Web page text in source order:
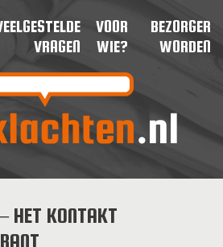
VRAGEN
VOOR
WIE?
BEZORGER
WORDEN
HET KONTAKT